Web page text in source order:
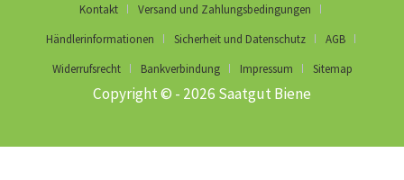
Kontakt
Versand und Zahlungsbedingungen
Händlerinformationen
Sicherheit und Datenschutz
AGB
Widerrufsrecht
Bankverbindung Impressum Sitemap
Copyright © - 2026 Saatgut Biene